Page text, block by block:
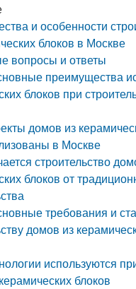
и особенности
блоков в Москве
вопросы и ответы
преимущества
блоков при
домов из
в Москве
строительство
блоков от
требования и
домов из
используются
блоков